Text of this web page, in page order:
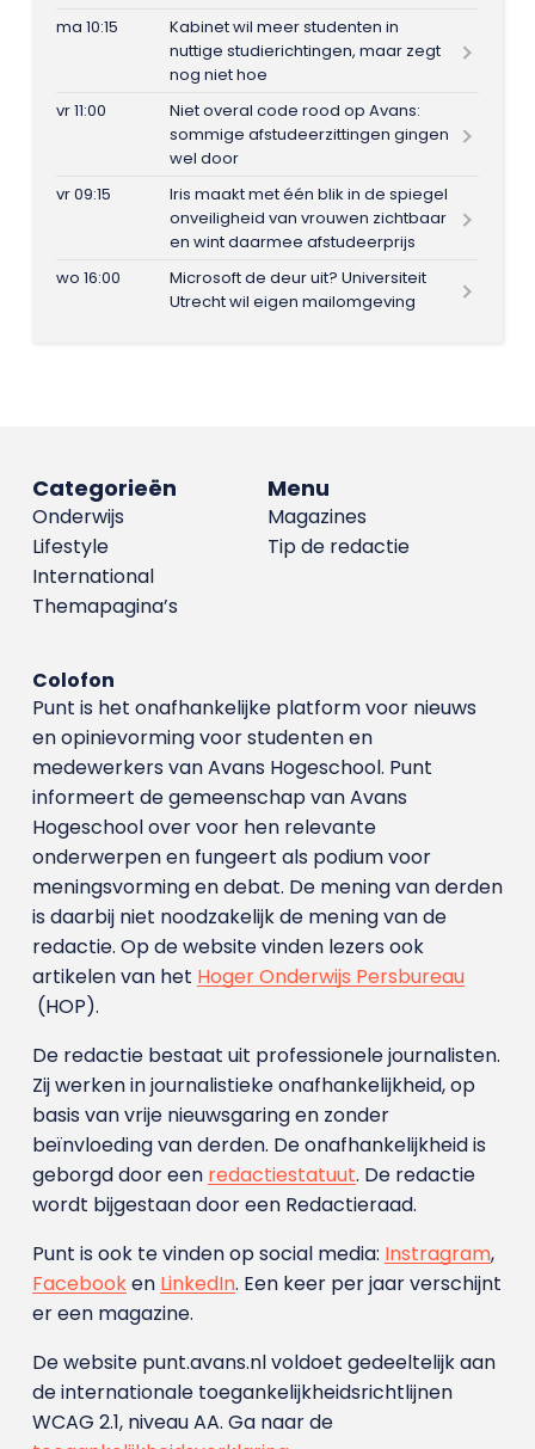
ma 10:15
Kabinet wil meer studenten in
nuttige studierichtingen, maar zegt
nog niet hoe
vr 11:00
Niet overal code rood op Avans:
sommige afstudeerzittingen gingen
wel door
vr 09:15
Iris maakt met één blik in de spiegel
onveiligheid van vrouwen zichtbaar
en wint daarmee afstudeerprijs
wo 16:00
Microsoft de deur uit? Universiteit
Utrecht wil eigen mailomgeving
Menu
Magazines
Tip de redactie
Categorieën
Onderwijs
Lifestyle
International
Themapagina’s
Colofon
Punt is het onafhankelijke platform voor nieuws
en opinievorming voor studenten en
medewerkers van Avans Hoge­school. Punt
informeert de gemeenschap van Avans
Hogeschool over voor hen relevante
onderwerpen en fungeert als podium voor
meningsvorming en debat. De mening van derden
is daarbij niet noodzakelijk de mening van de
redactie. Op de website vinden lezers ook
artikelen van het Hoger Onderwijs Persbureau
(HOP).
De redactie bestaat uit professionele journalisten.
Zij werken in journalistieke onafhankelijkheid, op
basis van vrije nieuwsgaring en zonder
beïnvloeding van derden. De onafhankelijkheid is
geborgd door een redactiestatuut. De redactie
wordt bijgestaan door een Redactieraad.
Punt is ook te vinden op social media: Instragram,
Facebooken LinkedIn. Een keer per jaar verschijnt
er een magazine.
De website punt.avans.nl voldoet gedeeltelijk aan
de internationale toegankelijkheidsrichtlijnen
WCAG 2.1, niveau AA. Ga naar de